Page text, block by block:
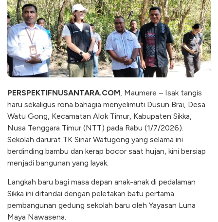
PERSPEKTIFNUSANTARA.COM, Maumere – Isak tangis
haru sekaligus rona bahagia menyelimuti Dusun Brai, Desa
Watu Gong, Kecamatan Alok Timur, Kabupaten Sikka,
Nusa Tenggara Timur (NTT) pada Rabu (1/7/2026).
Sekolah darurat TK Sinar Watugong yang selama ini
berdinding bambu dan kerap bocor saat hujan, kini bersiap
menjadi bangunan yang layak.
Langkah baru bagi masa depan anak-anak di pedalaman
Sikka ini ditandai dengan peletakan batu pertama
pembangunan gedung sekolah baru oleh Yayasan Luna
Maya Nawasena.